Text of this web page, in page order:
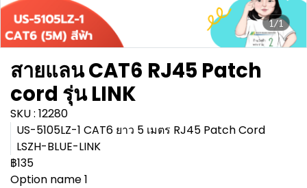
1/1
สายแลน CAT6 RJ45 Patch
cord รุ่น LINK
SKU : 12280
US-5105LZ-1 CAT6 ยาว 5 เมตร RJ45 Patch Cord
LSZH-BLUE-LINK
฿135
Option name 1